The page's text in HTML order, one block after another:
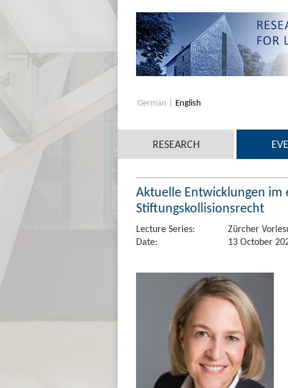
German English
RESEARCH
Aktuelle Entwicklungen im
Stiftungskollisionsrecht
Lecture Series:
Zürcher
Date:
13 October